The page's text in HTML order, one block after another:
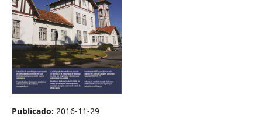
Publicado: 2016-11-29